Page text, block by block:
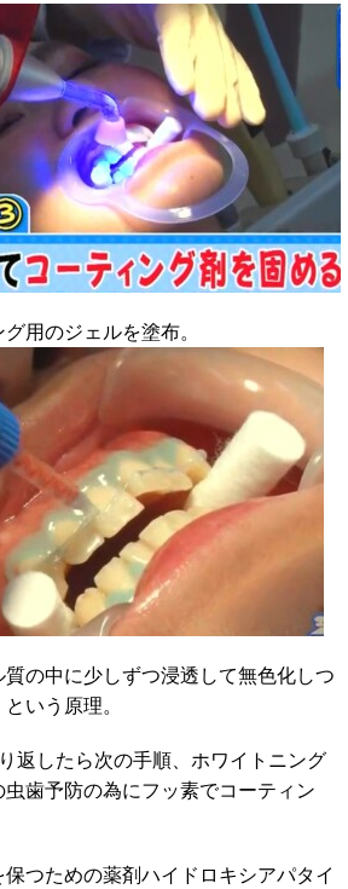
用のジェルを塗布。
の中に少しずつ浸透して無色化しつ
いう原理。
返したら次の手順、ホワイトニング
歯予防の為にフッ素でコーティン
つための薬剤ハイドロキシアパタイ